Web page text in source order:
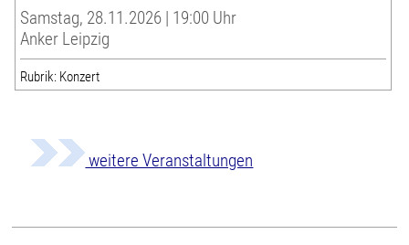
Samstag, 28.11.2026 | 19:00 Uhr
Anker Leipzig
Rubrik: Konzert
weitere Veranstaltungen